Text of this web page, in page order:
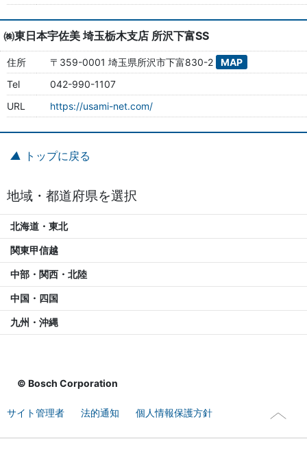
㈱東日本宇佐美 埼玉栃木支店 所沢下富SS
住所 〒359-0001 埼玉県所沢市下富830-2
MAP
Tel
042-990-1107
URL
https://usami-net.com/
トップに戻る
地域・都道府県を選択
北海道・東北
関東甲信越
中部・関西・北陸
中国・四国
九州・沖縄
© Bosch Corporation
サイト管理者 法的通知 個人情報保護方針